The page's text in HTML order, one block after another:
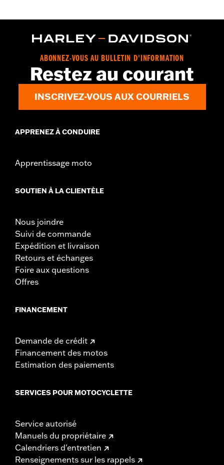
ABONNEZ-VOUS AU BULLETIN D'INFORMATION
Restez au courant
INSCRIVEZ-VOUS AUX COURRIELS
APPRENEZ À CONDUIRE
Apprentissage moto
SOUTIEN À LA CLIENTÈLE
Nous joindre
Suivi de commande
Expédition et livraison
Retours et échanges
Foire aux questions
Offres
FINANCEMENT
Demande de crédit
Financement des motos
Estimation des paiements
SERVICES POUR MOTOCYCLETTE
Service autorisé
Manuels du propriétaire
Calendriers d'entretien
Renseignements sur les rappels